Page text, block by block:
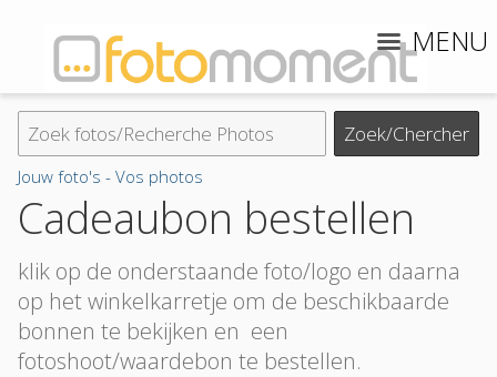
MENU
Jouw foto's - Vos photos
Cadeaubon bestellen
klik op de onderstaande foto/logo en daarna
op het winkelkarretje om de beschikbaarde
bonnen te bekijken en een
fotoshoot/waardebon te bestellen.